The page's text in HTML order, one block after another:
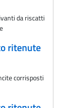
da riscatti
ritenute
corrisposti